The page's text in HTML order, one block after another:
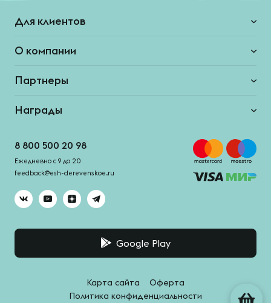
Для клиентов
О компании
Партнеры
Награды
8 800 500 20 98
Ежедневно с 9 до 20
feedback@esh-derevenskoe.ru
Google Play
Карта сайта
Оферта
Политика конфиденциальности